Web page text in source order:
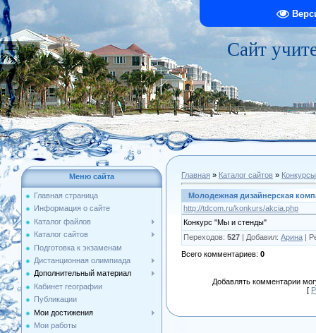
Сайт
Меню сайта
Главная страница
Информация о сайте
Каталог файлов
Каталог сайтов
Подготовка к экзаменам
Дистанционная олимпиада
Дополнительный материал
Кабинет географии
Публикации
Мои достижения
Мои работы
Главная » Каталог сайтов »
Молодежная дизайнерская
http://tdcom.ru/konkurs/akcia.php
Конкурс "Мы и стенды"
Переходов: 527 | Добавил: Арина |
Всего комментариев: 0
Добавлять комментарии
[